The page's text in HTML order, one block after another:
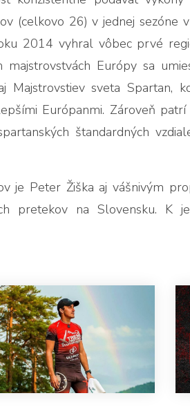
(celkovo 26) v jednej sezóne
2014 vyhral vôbec prvé
Európy sa
Majstrovstiev sveta Spartan,
Európanmi. Zároveň
štandardných
je Peter Žiška aj vášnivým
pretekov na Slovensku. K